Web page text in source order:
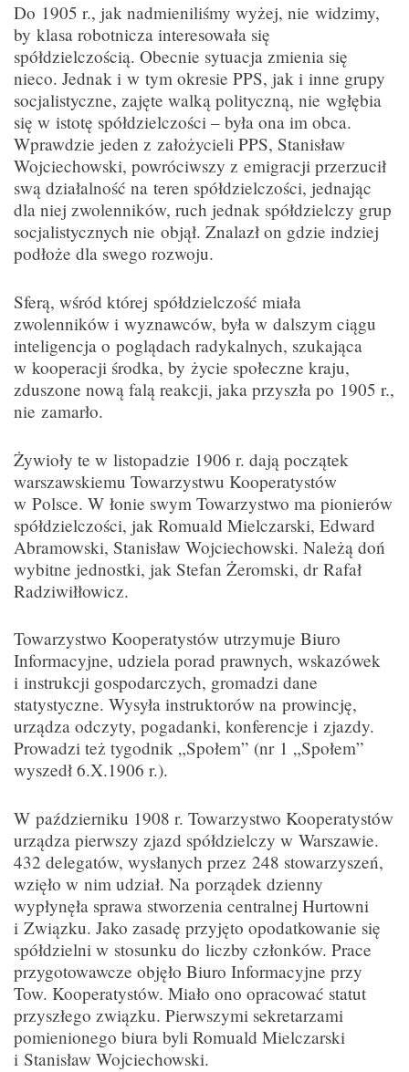
Do 1905 r., jak nadmieniliśmy wyżej, nie widzimy,
by klasa robotnicza interesowała się
spółdzielczością. Obecnie sytuacja zmienia się
nieco. Jednak i w tym okresie PPS, jak i inne grupy
socjalistyczne, zajęte walką polityczną, nie wgłębia
się w istotę spółdzielczości – była ona im obca.
Wprawdzie jeden z założycieli PPS, Stanisław
Wojciechowski, powróciwszy z emigracji przerzucił
swą działalność na teren spółdzielczości, jednając
dla niej zwolenników, ruch jednak spółdzielczy grup
socjalistycznych nie objął. Znalazł on gdzie indziej
podłoże dla swego rozwoju.
Sferą, wśród której spółdzielczość miała
zwolenników i wyznawców, była w dalszym ciągu
inteligencja o poglądach radykalnych, szukająca
w kooperacji środka, by życie społeczne kraju,
zduszone nową falą reakcji, jaka przyszła po 1905 r.,
nie zamarło.
Żywioły te w listopadzie 1906 r. dają początek
warszawskiemu Towarzystwu Kooperatystów
w Polsce. W łonie swym Towarzystwo ma pionierów
spółdzielczości, jak Romuald Mielczarski, Edward
Abramowski, Stanisław Wojciechowski. Należą doń
wybitne jednostki, jak Stefan Żeromski, dr Rafał
Radziwiłłowicz.
Towarzystwo Kooperatystów utrzymuje Biuro
Informacyjne, udziela porad prawnych, wskazówek
i instrukcji gospodarczych, gromadzi dane
statystyczne. Wysyła instruktorów na prowincję,
urządza odczyty, pogadanki, konferencje i zjazdy.
Prowadzi też tygodnik „Społem” (nr 1 „Społem”
wyszedł 6.X.1906 r.).
W październiku 1908 r. Towarzystwo Kooperatystów
urządza pierwszy zjazd spółdzielczy w Warszawie.
432 delegatów, wysłanych przez 248 stowarzyszeń,
wzięło w nim udział. Na porządek dzienny
wypłynęła sprawa stworzenia centralnej Hurtowni
i Związku. Jako zasadę przyjęto opodatkowanie się
spółdzielni w stosunku do liczby członków. Prace
przygotowawcze objęło Biuro Informacyjne przy
Tow. Kooperatystów. Miało ono opracować statut
przyszłego związku. Pierwszymi sekretarzami
pomienionego biura byli Romuald Mielczarski
i Stanisław Wojciechowski.